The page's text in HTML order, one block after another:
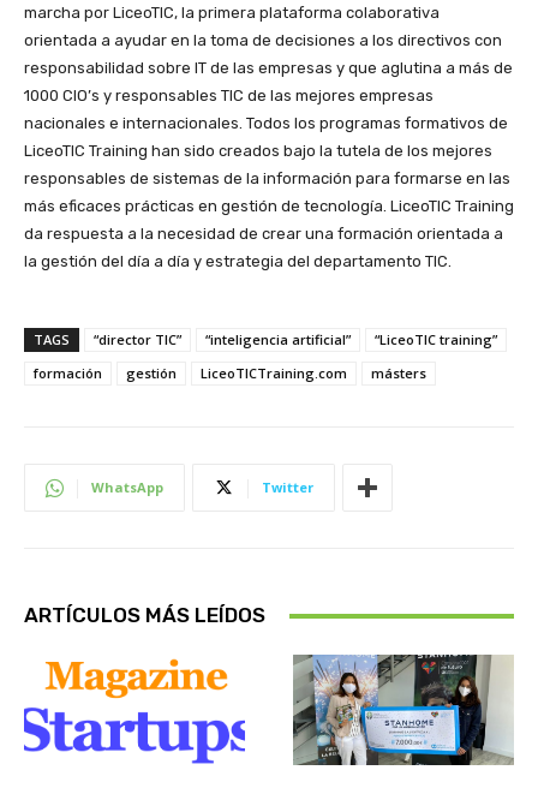
marcha por LiceoTIC, la primera plataforma colaborativa
orientada a ayudar en la toma de decisiones a los directivos con
responsabilidad sobre IT de las empresas y que aglutina a más de
1000 CIO’s y responsables TIC de las mejores empresas
nacionales e internacionales. Todos los programas formativos de
LiceoTIC Training han sido creados bajo la tutela de los mejores
responsables de sistemas de la información para formarse en las
más eficaces prácticas en gestión de tecnología. LiceoTIC Training
da respuesta a la necesidad de crear una formación orientada a
la gestión del día a día y estrategia del departamento TIC.
TAGS “director TIC” “inteligencia artificial”
“LiceoTIC training”
formación
gestión LiceoTICTraining.com másters
WhatsApp Twitter
ARTÍCULOS MÁS LEÍDOS